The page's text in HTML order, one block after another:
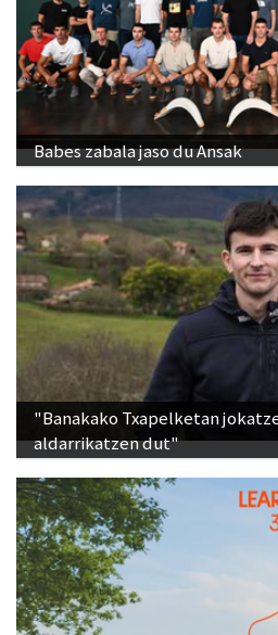
Babes zabala jaso du Ansak
"Banakako Txapelketan
aldarrikatzen dut"